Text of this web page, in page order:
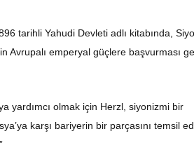
tarihli Yahudi Devleti adlı kitabında,
Avrupalı emperyal güçlere başvurması
yardımcı olmak için Herzl, siyonizmi bir
karşı bariyerin bir parçasını temsil